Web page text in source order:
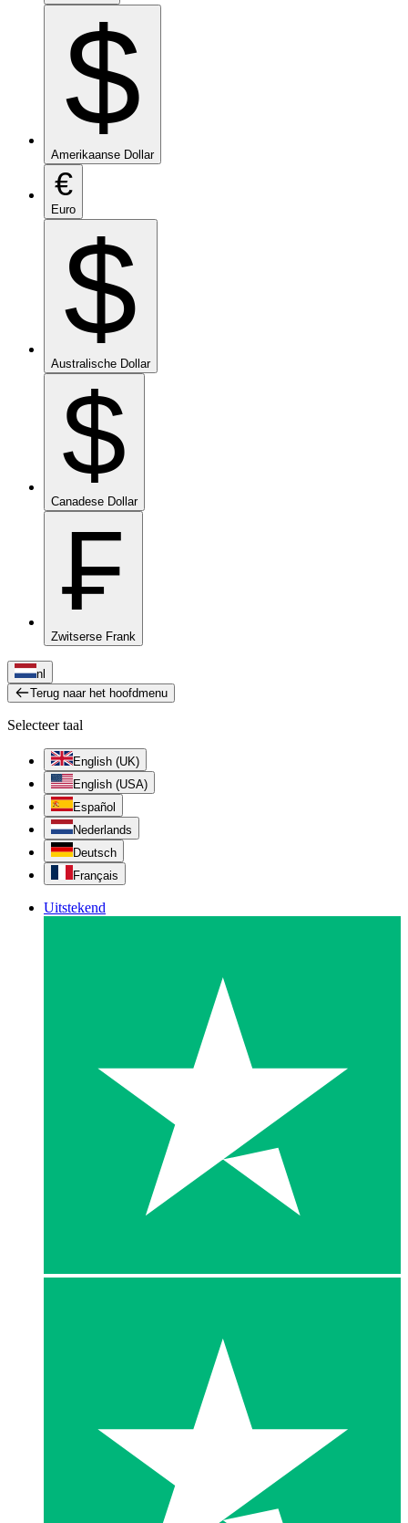
$
Amerikaanse Dollar
€
Euro
$
Australische Dollar
$
Canadese Dollar
₣
Zwitserse Frank
nl
Terug naar het hoofdmenu
Selecteer taal
English (UK)
English (USA)
Español
Nederlands
Deutsch
Français
Uitstekend